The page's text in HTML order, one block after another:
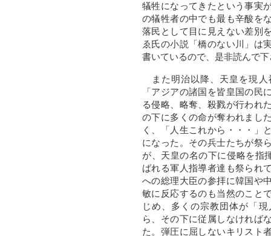
犠牲になってきたという事実
の犠牲者の中でも最も辛酸を
落民として目に見えない差別
ゑ氏の小説「橋のない川」は
書いているので、是非読んで
また明治以降、天皇を現人
「アジアの諸国を皆皇国の民
る侵略、略奪、殺戮が行われ
の下に多くの命が奪われまし
く、「人生これから・・・」
になった。その兵士たちが祭
が、天皇の名の下に侵略を指
ばれる軍人指導者達も祭られ
への総理大臣の参拝に韓国や
敏に反応するのも当然のこと
じめ、多くの宗教団体が「
ら、その下に従属しなければ
た。弾圧に屈しないキリスト